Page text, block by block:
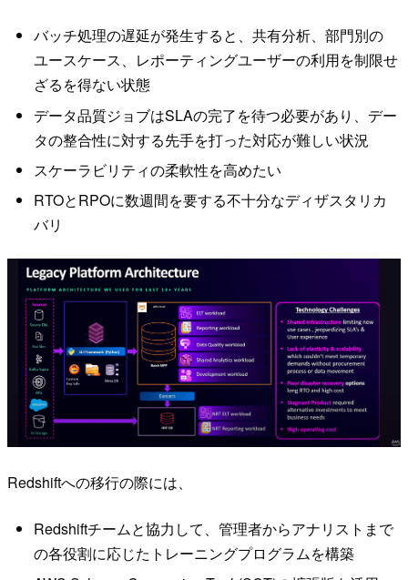
バッチ処理の遅延が発生すると、共有分析、部門別の
ユースケース、レポーティングユーザーの利用を制限せ
ざるを得ない状態
データ品質ジョブはSLAの完了を待つ必要があり、デー
タの整合性に対する先手を打った対応が難しい状況
スケーラビリティの柔軟性を高めたい
RTOとRPOに数週間を要する不十分なディザスタリカ
バリ
Redshiftへの移行の際には、
Redshiftチームと協力して、管理者からアナリストまで
の各役割に応じたトレーニングプログラムを構築